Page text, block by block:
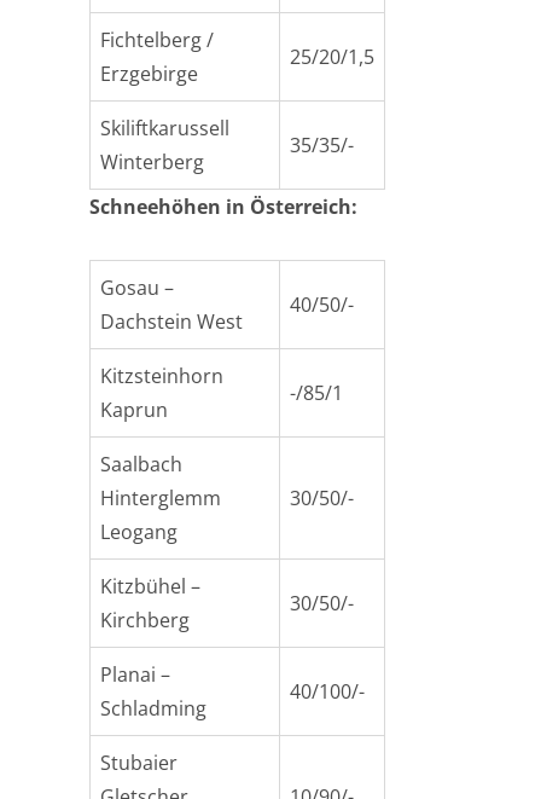
Fichtelberg /
Erzgebirge
25/20/1,5
Skiliftkarussell
Winterberg
35/35/-
Schneehöhen in Österreich:
Gosau –
Dachstein West
40/50/-
Kitzsteinhorn
Kaprun
-/85/1
Saalbach
Hinterglemm
Leogang
30/50/-
Kitzbühel –
Kirchberg
30/50/-
Planai –
Schladming
40/100/-
Stubaier